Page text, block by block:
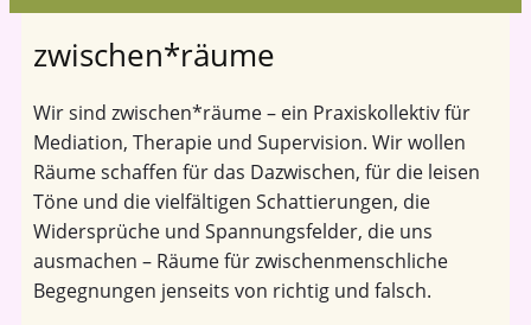
zwischen*räume
Wir sind zwischen*räume – ein Praxiskollektiv für
Mediation, Therapie und Supervision. Wir wollen
Räume schaffen für das Dazwischen, für die leisen
Töne und die vielfältigen Schattierungen, die
Widersprüche und Spannungsfelder, die uns
ausmachen – Räume für zwischenmenschliche
Begegnungen jenseits von richtig und falsch.